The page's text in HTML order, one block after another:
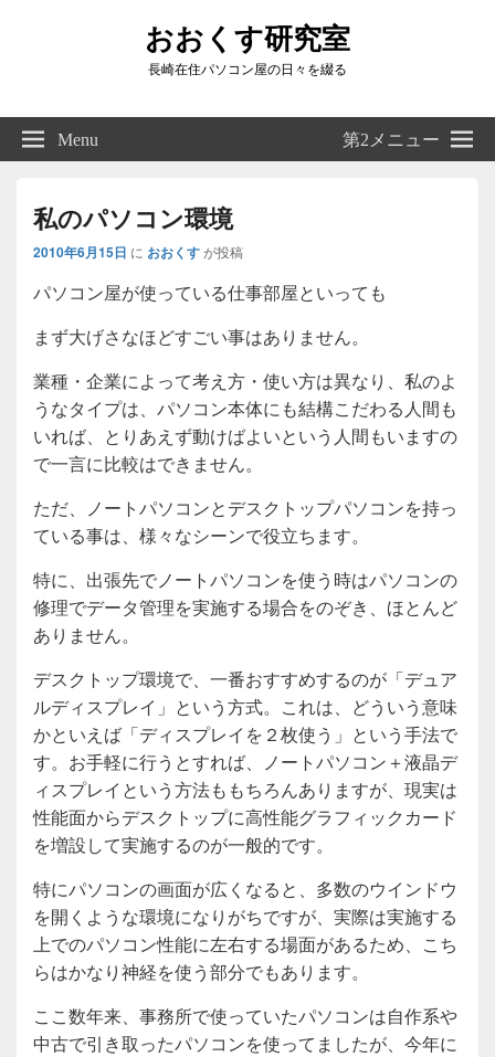
おおくす研究室
長崎在住パソコン屋の日々を綴る
Right
Sidebar
Widget
Menu 第2メニュー
私のパソコン環境
2010年6月15日 に おおくすが投稿
パソコン屋が使っている仕事部屋といっても
まず大げさなほどすごい事はありません。
業種・企業によって考え方・使い方は異なり、私のよ
うなタイプは、パソコン本体にも結構こだわる人間も
いれば、とりあえず動けばよいという人間もいますの
で一言に比較はできません。
ただ、ノートパソコンとデスクトップパソコンを持っ
ている事は、様々なシーンで役立ちます。
特に、出張先でノートパソコンを使う時はパソコンの
修理でデータ管理を実施する場合をのぞき、ほとんど
ありません。
デスクトップ環境で、一番おすすめするのが「デュア
ルディスプレイ」という方式。これは、どういう意味
かといえば「ディスプレイを２枚使う」という手法で
す。お手軽に行うとすれば、ノートパソコン＋液晶デ
ィスプレイという方法ももちろんありますが、現実は
性能面からデスクトップに高性能グラフィックカード
を増設して実施するのが一般的です。
特にパソコンの画面が広くなると、多数のウインドウ
を開くような環境になりがちですが、実際は実施する
上でのパソコン性能に左右する場面があるため、こち
らはかなり神経を使う部分でもあります。
ここ数年来、事務所で使っていたパソコンは自作系や
中古で引き取ったパソコンを使ってましたが、今年に